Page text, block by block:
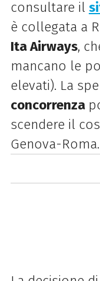
consultare il
è collegata a
Ita Airways,
mancano le
elevati). La
concorrenza
scendere il
Genova-Roma.